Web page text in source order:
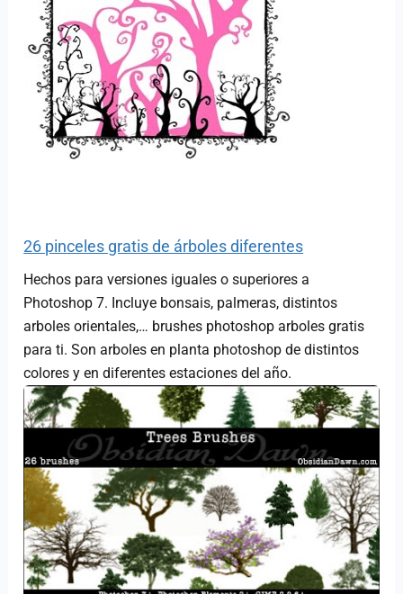
26 pinceles gratis de árboles diferentes
Hechos para versiones iguales o superiores a
Photoshop 7. Incluye bonsais, palmeras, distintos
arboles orientales,… brushes photoshop arboles gratis
para ti. Son arboles en planta photoshop de distintos
colores y en diferentes estaciones del año.